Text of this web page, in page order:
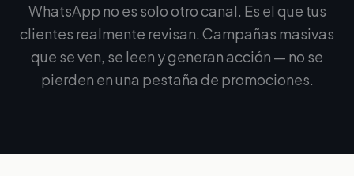
WhatsApp no es solo otro canal. Es el que tus
clientes realmente revisan. Campañas masivas
que se ven, se leen y generan acción — no se
pierden en una pestaña de promociones.